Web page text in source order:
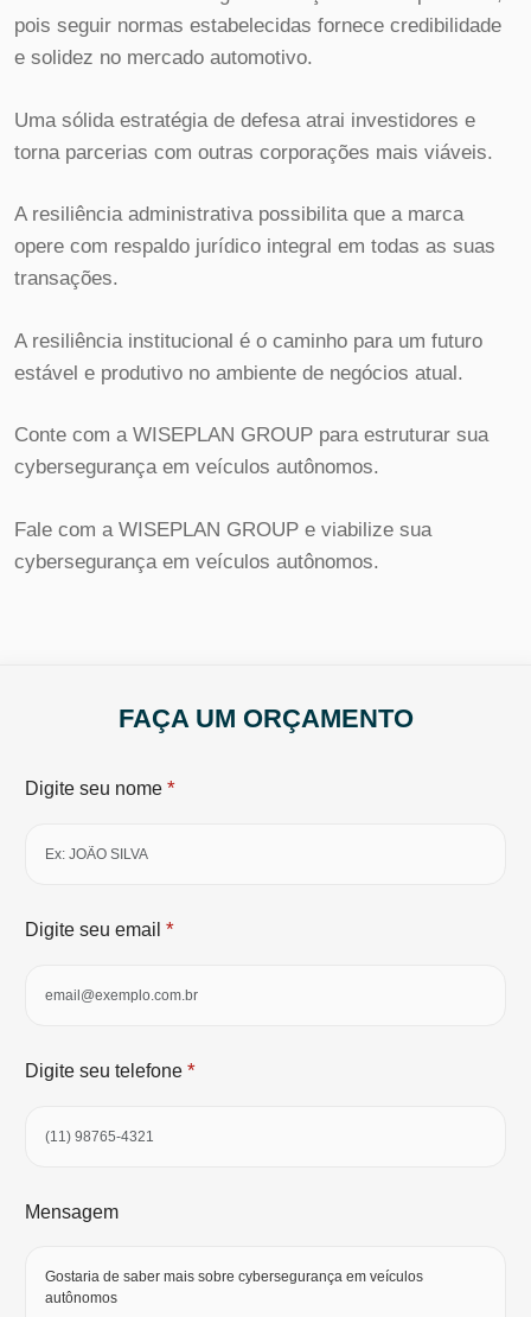
pois seguir normas estabelecidas fornece credibilidade
e solidez no mercado automotivo.
Uma sólida estratégia de defesa atrai investidores e
torna parcerias com outras corporações mais viáveis.
A resiliência administrativa possibilita que a marca
opere com respaldo jurídico integral em todas as suas
transações.
A resiliência institucional é o caminho para um futuro
estável e produtivo no ambiente de negócios atual.
Conte com a WISEPLAN GROUP para estruturar sua
cybersegurança em veículos autônomos.
Fale com a WISEPLAN GROUP e viabilize sua
cybersegurança em veículos autônomos.
FAÇA UM ORÇAMENTO
Digite seu nome *
Digite seu email *
Digite seu telefone *
Mensagem